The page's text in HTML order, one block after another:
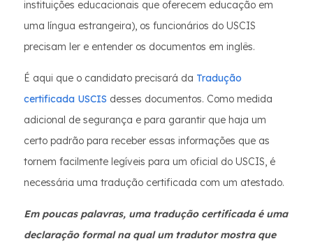
instituições educacionais que oferecem educação em
uma língua estrangeira), os funcionários do USCIS
precisam ler e entender os documentos em inglês.
É aqui que o candidato precisará da Tradução
certificada USCIS desses documentos. Como medida
adicional de segurança e para garantir que haja um
certo padrão para receber essas informações que as
tornem facilmente legíveis para um oficial do USCIS, é
necessária uma tradução certificada com um atestado.
Em poucas palavras, uma tradução certificada é uma
declaração formal na qual um tradutor mostra que